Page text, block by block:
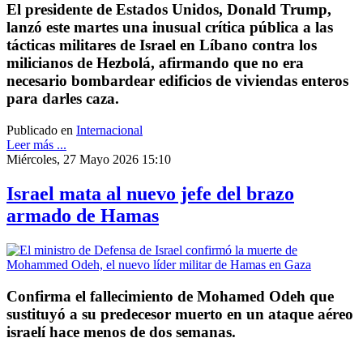
El presidente de Estados Unidos, Donald Trump,
lanzó este martes una inusual crítica pública a las
tácticas militares de Israel en Líbano contra los
milicianos de Hezbolá, afirmando que no era
necesario bombardear edificios de viviendas enteros
para darles caza.
Publicado en Internacional
Leer más ...
Miércoles, 27 Mayo 2026 15:10
Israel mata al nuevo jefe del brazo
armado de Hamas
Confirma el fallecimiento de Mohamed Odeh que
sustituyó a su predecesor muerto en un ataque aéreo
israelí hace menos de dos semanas.